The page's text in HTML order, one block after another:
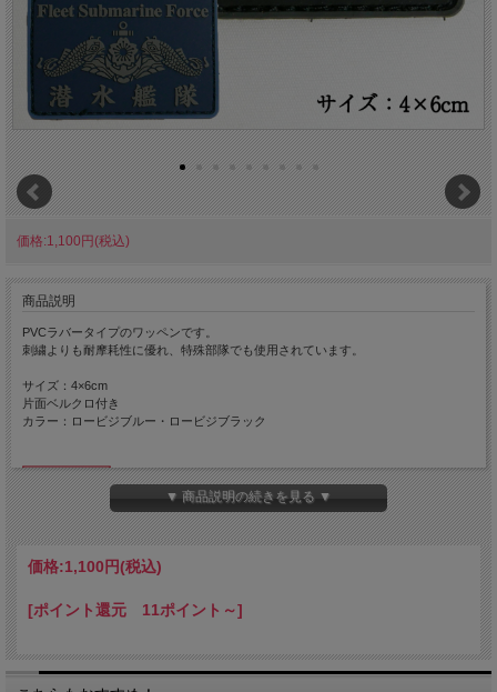
価格:1,100円(税込)
商品説明
PVCラバータイプのワッペンです。
刺繍よりも耐摩耗性に優れ、特殊部隊でも使用されています。
サイズ：4×6cm
片面ベルクロ付き
カラー：ロービジブルー・ロービジブラック
▼ 商品説明の続きを見る ▼
価格:1,100円(税込)
[ポイント還元 11ポイント～]